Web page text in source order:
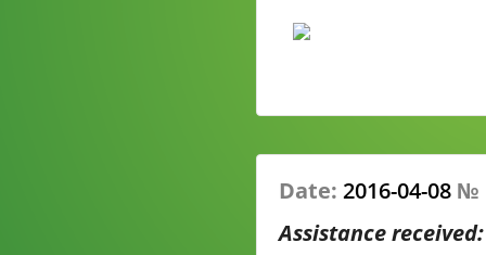
Date: 2016-04-08 №
Assistance